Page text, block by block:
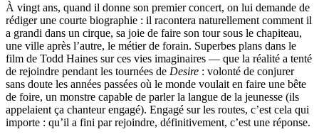
À vingt ans, quand il donne son premier concert, on lui demande de
rédiger une courte biographie : il racontera naturellement comment il
a grandi dans un cirque, sa joie de faire son tour sous le chapiteau,
une ville après l’autre, le métier de forain. Superbes plans dans le
film de Todd Haines sur ces vies imaginaires — que la réalité a tenté
de rejoindre pendant les tournées de Desire : volonté de conjurer
sans doute les années passées où le monde voulait en faire une bête
de foire, un monstre capable de parler la langue de la jeunesse (ils
appelaient ça chanteur engagé). Engagé sur les routes, c’est cela qui
importe : qu’il a fini par rejoindre, définitivement, c’est une réponse.